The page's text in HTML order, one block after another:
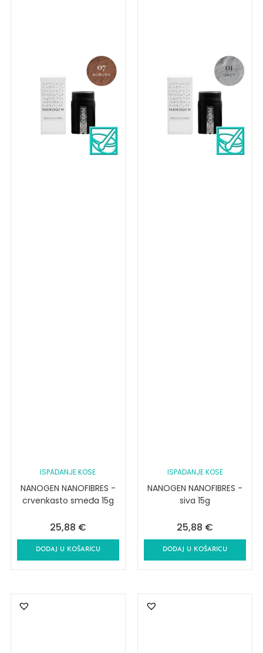
ISPADANJE KOSE
NANOGEN NANOFIBRES -
crvenkasto smeđa 15g
25,88 €
DODAJ U KOŠARICU
ISPADANJE KOSE
NANOGEN NANOFIBRES -
siva 15g
25,88 €
DODAJ U KOŠARICU